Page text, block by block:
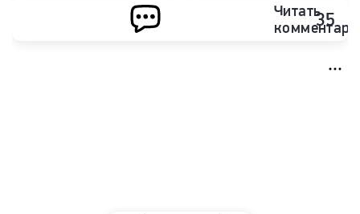
ФК ПСЖ (Пари Сен-Жермен)
Читать35